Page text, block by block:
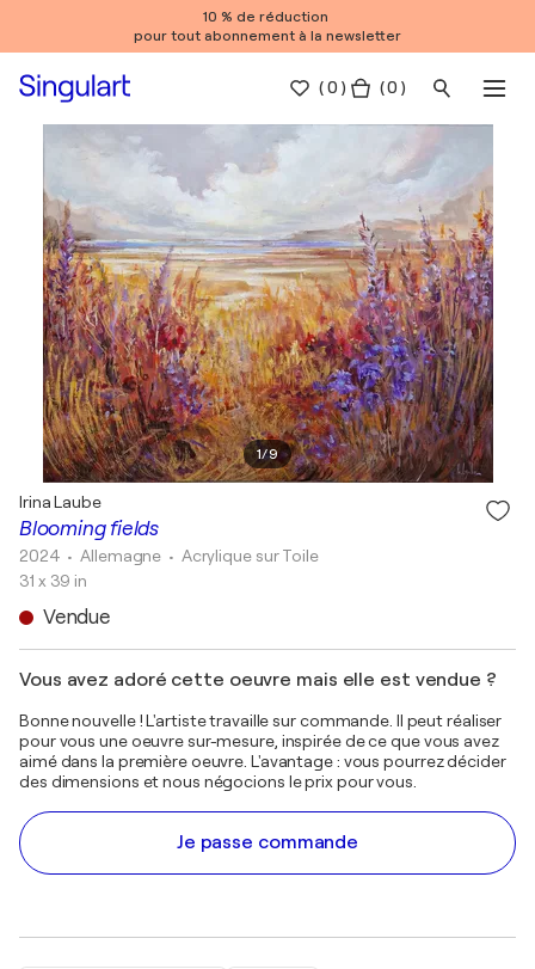
10 % de réduction
pour tout abonnement à la newsletter
(0 ) ( 0 )
1/9
Blooming fields
Irina Laube
2024 • Allemagne • Acrylique sur Toile
31 x 39 in
Vendue
Vous avez adoré cette oeuvre mais elle est vendue ?
Bonne nouvelle ! L'artiste travaille sur commande. Il peut réaliser
pour vous une oeuvre sur-mesure, inspirée de ce que vous avez
aimé dans la première oeuvre. L'avantage : vous pourrez décider
des dimensions et nous négocions le prix pour vous.
Je passe commande